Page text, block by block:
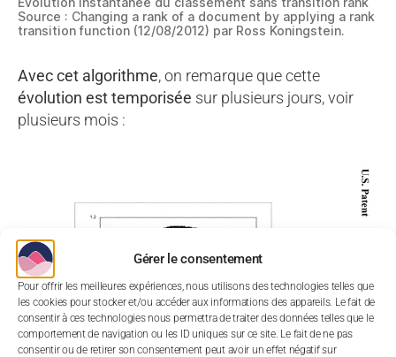
Gérer le consentement
Pour offrir les meilleures expériences, nous utilisons des technologies telles que
les cookies pour stocker et/ou accéder aux informations des appareils. Le fait de
consentir à ces technologies nous permettra de traiter des données telles que le
comportement de navigation ou les ID uniques sur ce site. Le fait de ne pas
consentir ou de retirer son consentement peut avoir un effet négatif sur
Source : Changing a rank of a document by applying a rank
transition function (12/08/2012) par Ross Koningstein.
Avec cet algorithme, on remarque que cette
évolution est temporisée sur plusieurs jours, voir
plusieurs mois :